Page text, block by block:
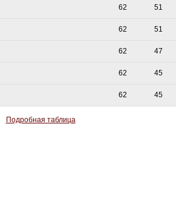
62 51
62 51
62 47
62 45
62 45
Подробная таблица